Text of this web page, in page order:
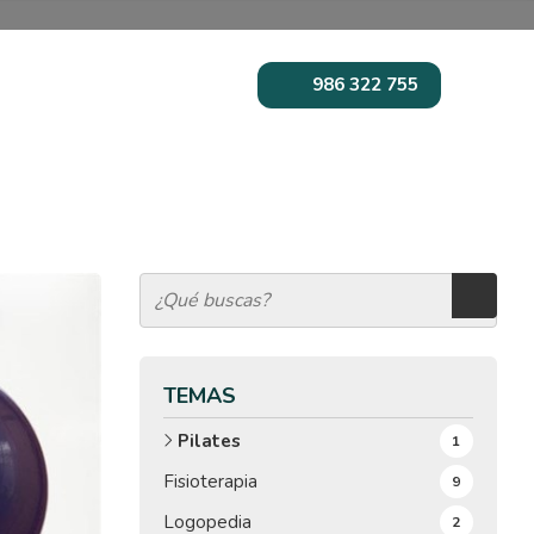
986 322 755
TEMAS
Pilates 1
Fisioterapia 9
Logopedia 2